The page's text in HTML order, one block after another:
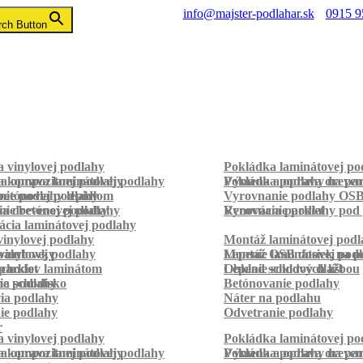
info@majster-podlahar.sk 0915
Button
vinylovej podlahy Pokládka laminátovej
kompozitnej podlahy Pokládka podlahy na
oprava laminátovej podlahy Výmena a oprava
podlahy
podlahy lepidlom Vyrovnanie podlahy
betónovej podlahy Vyrovnanie podlahy
drevenej podlahy Renovácia parkiet
laminátovej podlahy
podlahy Montáž laminátovej
Montáž OSB dosiek na
podlahy Lepenie laminátovej
Lepenie soklových líšt
laminátom Obklad schodov dlažbou
schodisko
podlahy Betónovanie podlahy
podlahy Náter na podlahu
podlahy Odvetranie podlahy
vinylovej podlahy Pokládka laminátovej
kompozitnej podlahy Pokládka podlahy na
oprava laminátovej podlahy Výmena a oprava